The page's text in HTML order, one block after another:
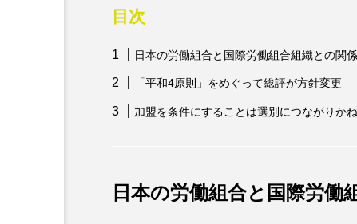
目次
日本の労働組合と国際労働組合組織との関係
「平和4原則」をめぐって総評が方針変更
加盟を条件にすることは選別につながりか
日本の労働組合と国際労働